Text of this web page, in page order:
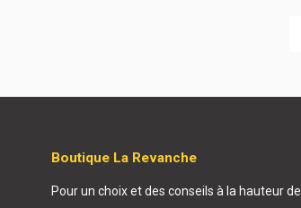
Boutique La Revanche
Pour un choix et des conseils à la hauteur de